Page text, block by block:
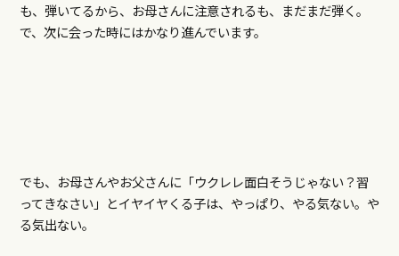
も、弾いてるから、お母さんに注意されるも、まだまだ弾く。
で、次に会った時にはかなり進んでいます。
でも、お母さんやお父さんに「ウクレレ面白そうじゃない？習
ってきなさい」とイヤイヤくる子は、やっぱり、やる気ない。や
る気出ない。